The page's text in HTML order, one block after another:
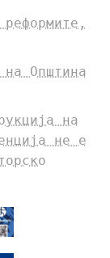
Општина
на
не е